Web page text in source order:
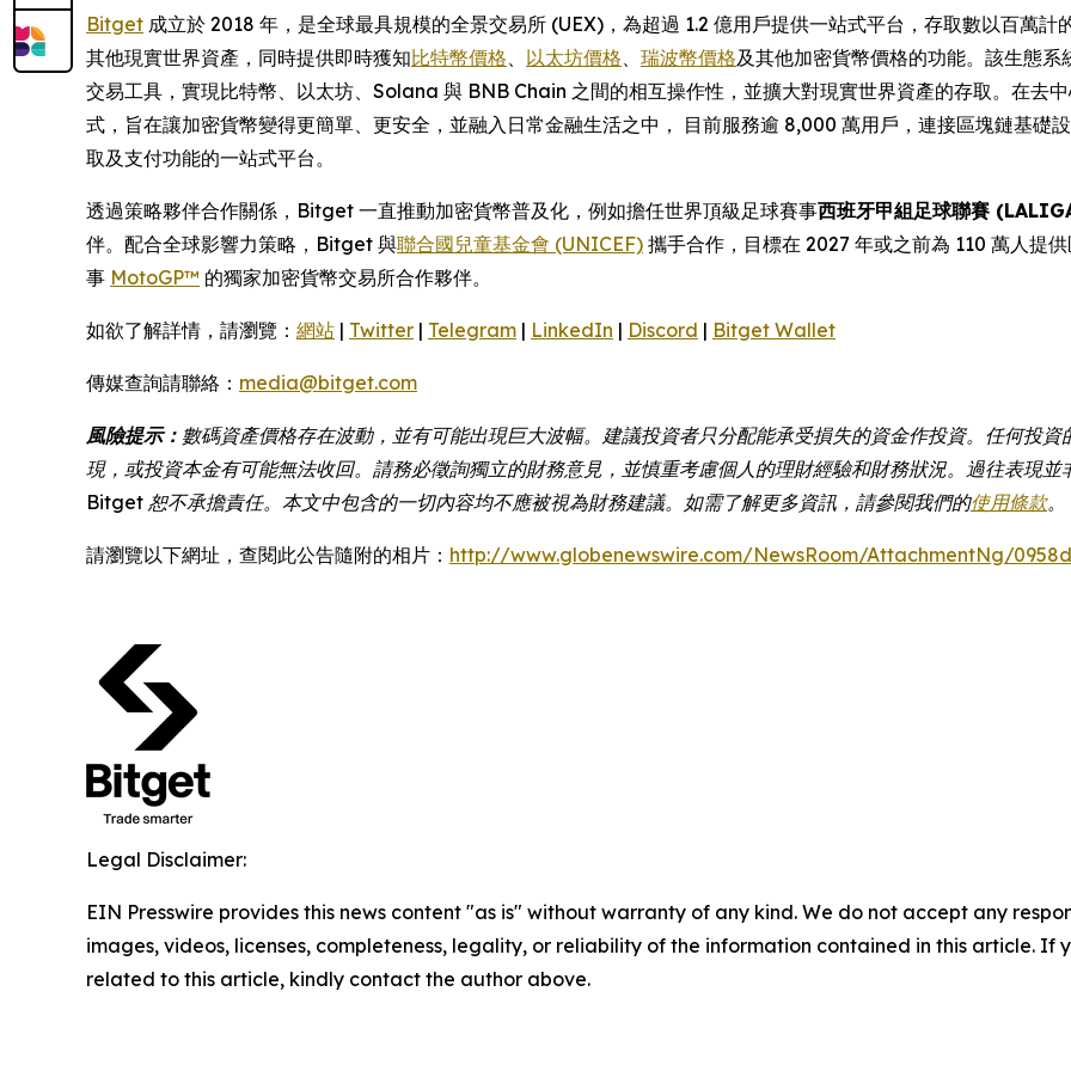
Bitget 成立於 2018 年，是全球最具規模的全景交易所 (UEX)，為超過 1.2 億用戶提供一站式平台，存取數以百萬
其他現實世界資產，同時提供即時獲知比特幣價格 以太坊價格 瑞波幣價格及其他加密貨幣價格的功能。該生態
交易工具，實現比特幣、以太坊、Solana 與 BNB Chain 之間的相互操作性，並擴大對現實世界資產的存取。在去
式，旨在讓加密貨幣變得更簡單、更安全，並融入日常金融生活之中， 目前服務逾 8,000 萬用戶，連接區塊鏈基礎
取及支付功能的一站式平台。
透過策略夥伴合作關係，Bitget 一直推動加密貨幣普及化，例如擔任世界頂級足球賽事西班牙甲組足球聯賽
伴。配合全球影響力策略，Bitget 與聯合國兒童基金會 (UNICEF) 攜手合作，目標在 2027 年或之前為 110 萬人提
事 MotoGP™ 的獨家加密貨幣交易所合作夥伴。
如欲了解詳情，請瀏覽： 網站 | Twitter | Telegram | LinkedIn | Discord | Bitget Wallet
傳媒查詢請聯絡： media@bitget.com
風險提示： 數碼資產價格存在波動，並有可能出現巨大波幅。建議投資者只分配能承受損失的資金作投資。任何投
現，或投資本金有可能無法收回。請務必徵詢獨立的財務意見，並慎重考慮個人的理財經驗和財務狀況。過往表現
Bitget 恕不承擔責任。本文中包含的一切內容均不應被視為財務建議。如需了解更多資訊，請參閱我們的使用條款。
請瀏覽以下網址，查閱此公告隨附的相片： http://www.globenewswire.com/NewsRoom/AttachmentNg/
Legal Disclaimer:
EIN Presswire provides this news content "as is" without warranty of any kind. We do not accept any
images, videos, licenses, completeness, legality, or reliability of the information contained in this article. If
related to this article, kindly contact the author above.